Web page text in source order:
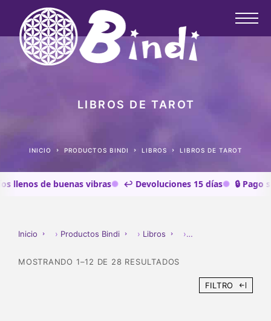
LIBROS DE TAROT
INICIO PRODUCTOS BINDI LIBROS LIBROS DE TAROT
de buenas vibras ↩️ Devoluciones 15 días 🔒 Pago
Inicio › Productos Bindi › Libros ›
MOSTRANDO 1–12 DE 28 RESULTADOS
FILTRO